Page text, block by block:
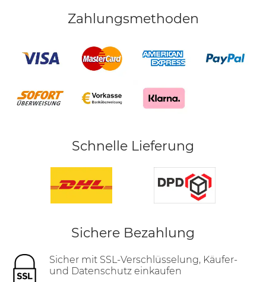
Zahlungsmethoden
Schnelle Lieferung
Sichere Bezahlung
Sicher mit SSL-Verschlüsselung, Käufer-
und Datenschutz einkaufen